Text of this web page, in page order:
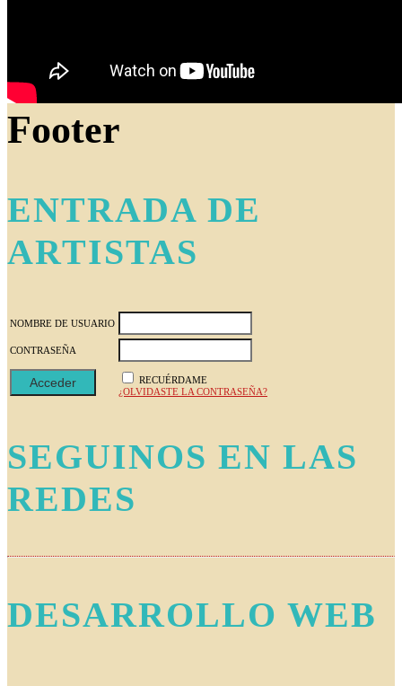
Footer
ENTRADA DE
ARTISTAS
NOMBRE DE USUARIO
CONTRASEÑA
RECUÉRDAME
¿OLVIDASTE LA CONTRASEÑA?
SEGUINOS EN LAS
REDES
DESARROLLO WEB